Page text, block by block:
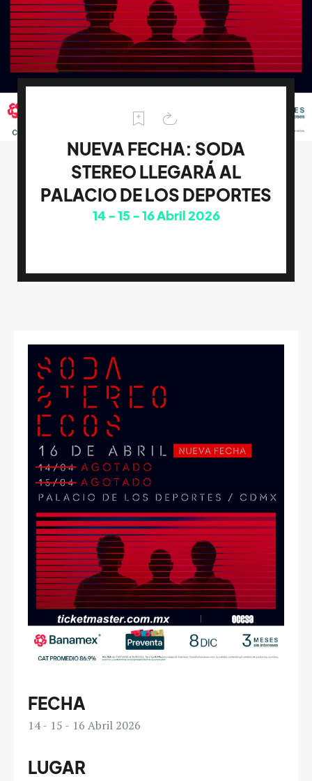
NUEVA FECHA: SODA
STEREO LLEGARÁ AL
PALACIO DE LOS DEPORTES
14 15 16Abril 2026
FECHA
14 15 16 Abril 2026
LUGAR